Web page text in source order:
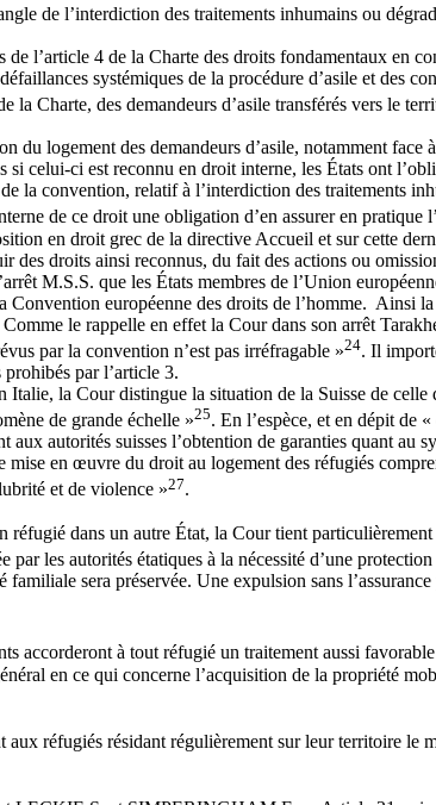
de l’interdiction des traitements inhumains ou
l’article 4 de la Charte des droits fondamentaux en
systémiques de la procédure d’asile et des
Charte, des demandeurs d’asile transférés vers le
du logement des demandeurs d’asile, notamment face
celui-ci est reconnu en droit interne, les États ont
la convention, relatif à l’interdiction des traitements
de ce droit une obligation d’en assurer en pratique
en droit grec de la directive Accueil et sur cette
des droits ainsi reconnus, du fait des actions ou
M.S.S. que les États membres de l’Union
européenne des droits de l’homme. Ainsi
le rappelle en effet la Cour dans son arrêt
par la convention n’est pas irréfragable »24. Il
par l’article 3.
la Cour distingue la situation de la Suisse de
de grande échelle »25. En l’espèce, et en dépit de
autorités suisses l’obtention de garanties quant au
en œuvre du droit au logement des réfugiés
et de violence »27.
dans un autre État, la Cour tient
par les autorités étatiques à la nécessité d’une
sera préservée. Une expulsion sans
accorderont à tout réfugié un traitement aussi
en ce qui concerne l’acquisition de la propriété
réfugiés résidant régulièrement sur leur territoire le